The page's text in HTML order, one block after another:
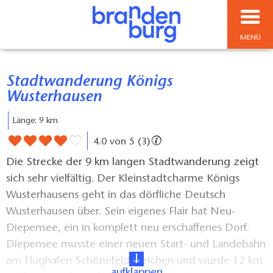
MENÜ
Stadtwanderung Königs
Wusterhausen
Länge: 9 km
4.0 von 5 (3)
Die Strecke der 9 km langen Stadtwanderung zeigt
sich sehr vielfältig. Der Kleinstadtcharme Königs
Wusterhausens geht in das dörfliche Deutsch
Wusterhausen über. Sein eigenes Flair hat Neu-
Diepensee, ein in komplett neu erschaffenes Dorf.
Diepensee musste einer neuen Start- und Landebahn
am Flughafen Schönefeld weichen und wurde 12 km